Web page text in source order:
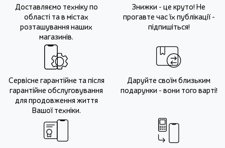
Доставляємо техніку по
області та в містах
розташування наших
магазинів.
Знижки - це круто! Не
прогавте час їх публікації -
підпишіться!
Сервісне гарантійне та після
гарантійне обслуговування
для продовження життя
Вашої техніки.
Даруйте своїм близьким
подарунки - вони того варті!